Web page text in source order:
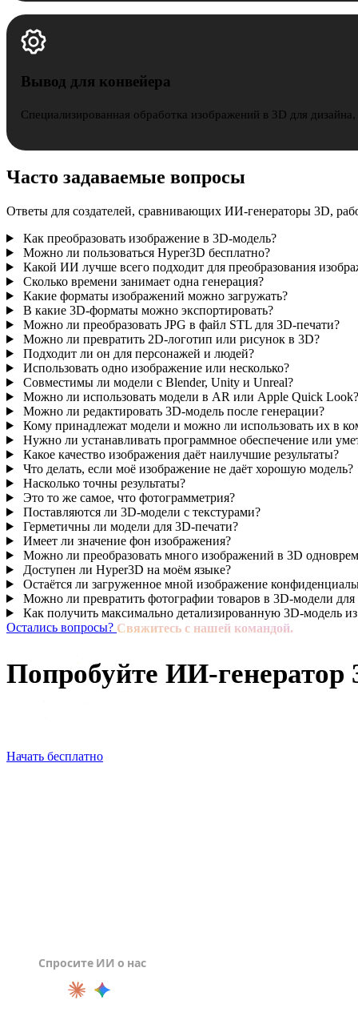
Вывод для конвейера
Специализированная обработка изображений в 3D для
Часто задаваемые вопросы
Ответы для создателей, сравнивающих ИИ-генераторы 3D,
Как преобразовать изображение в 3D-модель?
Можно ли пользоваться Hyper3D бесплатно?
Какой ИИ лучше всего подходит для преобразования
Сколько времени занимает одна генерация?
Какие форматы изображений можно загружать?
В какие 3D-форматы можно экспортировать?
Можно ли преобразовать JPG в файл STL для 3D-печати?
Можно ли превратить 2D-логотип или рисунок в 3D?
Подходит ли он для персонажей и людей?
Использовать одно изображение или несколько?
Совместимы ли модели с Blender, Unity и Unreal?
Можно ли использовать модели в AR или Apple Quick Look?
Можно ли редактировать 3D-модель после генерации?
Кому принадлежат модели и можно ли использовать их в
Нужно ли устанавливать программное обеспечение или
Какое качество изображения даёт наилучшие результаты?
Что делать, если моё изображение не даёт хорошую модель?
Насколько точны результаты?
Это то же самое, что фотограмметрия?
Поставляются ли 3D-модели с текстурами?
Герметичны ли модели для 3D-печати?
Имеет ли значение фон изображения?
Можно ли преобразовать много изображений в 3D
Доступен ли Hyper3D на моём языке?
Остаётся ли загруженное мной изображение
Можно ли превратить фотографии товаров в 3D-модели для
Как получить максимально детализированную 3D-модель
Остались вопросы? Свяжитесь с нашей командой.
Попробуйте ИИ-генератор
Начать бесплатно
Спросите ИИ о нас